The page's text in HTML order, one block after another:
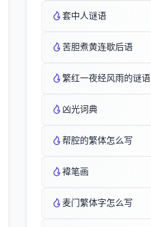
套中人谜语
苦胆煮黄连歇后语
繁红一夜经风雨的谜语
凶光词典
帮腔的繁体怎么写
褘笔画
麦门繁体字怎么写